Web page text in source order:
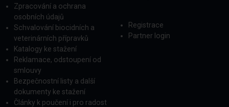
Zpracování a ochrana
osobních údajů
Schvalování biocidních a
veterinárních přípravků
Katalogy ke stažení
Reklamace, odstoupení od
smlouvy
Bezpečnostní listy a další
dokumenty ke stažení
Články k poučení i pro radost
Registrace
Partner login